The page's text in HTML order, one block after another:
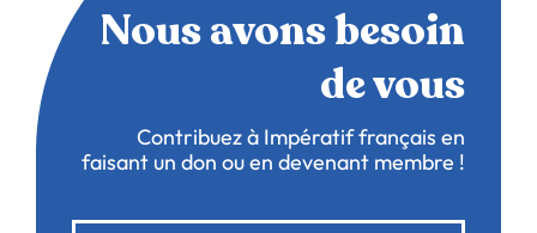
Nous avons besoin
de vous
Contribuez à Impératif français en
faisant un don ou en devenant membre !